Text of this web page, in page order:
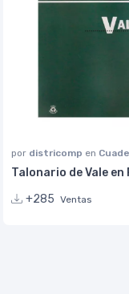
por districomp en
Talonario de Vale en
+285 Ventas